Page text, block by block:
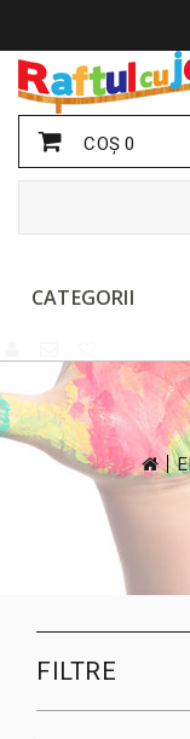
COŞ0
CATEGORII
>
FILTRE